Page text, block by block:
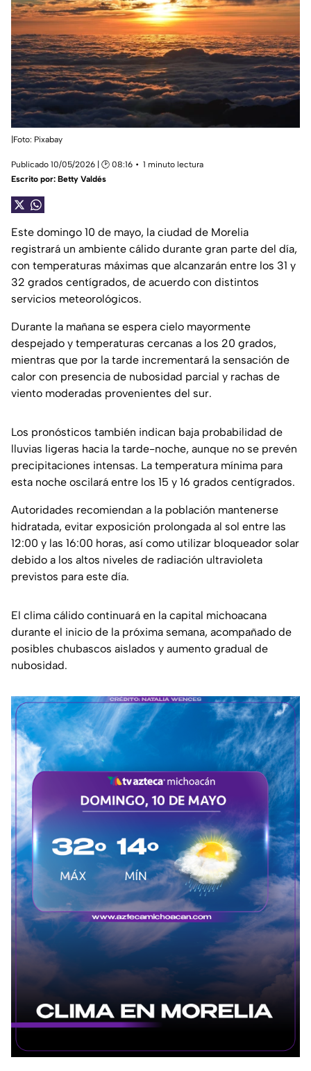
|Foto: Pixabay
Publicado 10/05/2026 | 🕑 08:16
1 minuto lectura
Escrito por: Betty Valdés
Este domingo 10 de mayo, la ciudad de Morelia
registrará un ambiente cálido durante gran parte del día,
con temperaturas máximas que alcanzarán entre los 31 y
32 grados centígrados, de acuerdo con distintos
servicios meteorológicos.
Durante la mañana se espera cielo mayormente
despejado y temperaturas cercanas a los 20 grados,
mientras que por la tarde incrementará la sensación de
calor con presencia de nubosidad parcial y rachas de
viento moderadas provenientes del sur.
Los pronósticos también indican baja probabilidad de
lluvias ligeras hacia la tarde-noche, aunque no se prevén
precipitaciones intensas. La temperatura mínima para
esta noche oscilará entre los 15 y 16 grados centígrados.
Autoridades recomiendan a la población mantenerse
hidratada, evitar exposición prolongada al sol entre las
12:00 y las 16:00 horas, así como utilizar bloqueador solar
debido a los altos niveles de radiación ultravioleta
previstos para este día.
El clima cálido continuará en la capital michoacana
durante el inicio de la próxima semana, acompañado de
posibles chubascos aislados y aumento gradual de
nubosidad.